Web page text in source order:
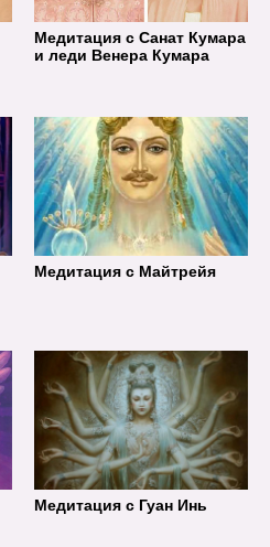
Медитация с Санат Кумара
и леди Венера Кумара
Медитация с Майтрейя
Медитация с Гуан Инь